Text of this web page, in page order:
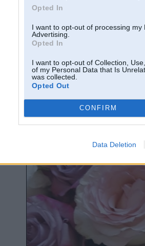
Opted In
I want to opt-out of processing my
Advertising.
Opted In
I want to opt-out of Collection,
of my Personal Data that Is
was collected.
Opted Out
CONFIRM
Data Deletion